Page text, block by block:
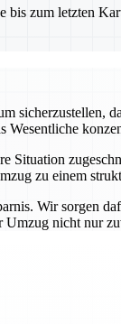
zum letzten
sicherzustellen,
Situation
zu einem
Wir sorgen
nicht nur